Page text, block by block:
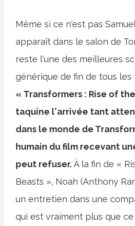
Même si ce n'est pas
apparaît dans le salon de
reste l'une des meilleures
générique de fin de tous les
« Transformers : Rise of
taquine l'arrivée tant
dans le monde de
humain du film recevant
peut refuser.À la fin de «
Beasts », Noah (Anthony
un entretien dans une
qui est vraiment plus que